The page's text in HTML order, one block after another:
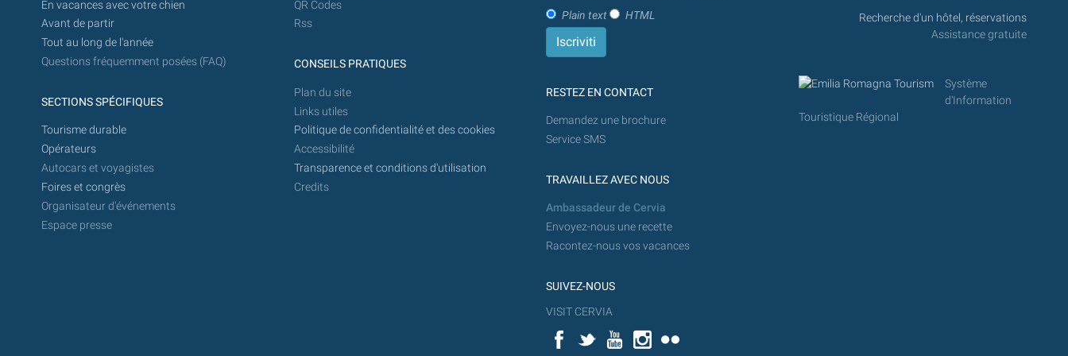
En vacances avec votre chien
Avant de partir
Tout au long de l'année
Questions fréquemment posées (FAQ)
SECTIONS SPÉCIFIQUES
Tourisme durable
Opérateurs
Autocars et voyagistes
Foires et congrès
Organisateur d'événements
Espace presse
QR Codes
Rss
CONSEILS PRATIQUES
Plan du site
Links utiles
Politique de confidentialité et des cookies
Accessibilité
Transparence et conditions d'utilisation
Credits
Plain text HTML
RESTEZ EN CONTACT
Demandez une brochure
Service SMS
TRAVAILLEZ AVEC NOUS
Ambassadeur de Cervia
Envoyez-nous une recette
Racontez-nous vos vacances
SUIVEZ-NOUS
VISIT CERVIA
FacebookTwitterYouTubeInstagram
Recherche d'un hôtel, réservations
Assistance gratuite
Système
d'Information
Touristique Régional